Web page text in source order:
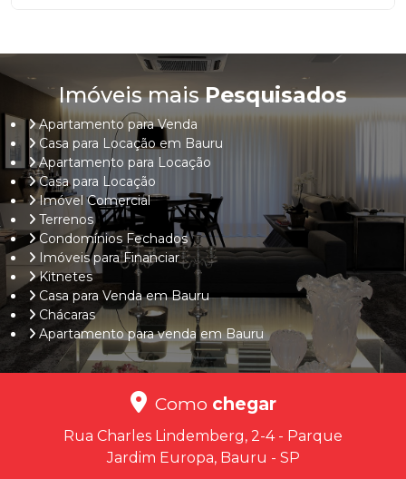
Imóveis maisPesquisados
Apartamento para Venda
Casa para Locação em Bauru
Apartamento para Locação
Casa para Locação
Imóvel Comercial
Terrenos
Condomínios Fechados
Imóveis para Financiar
Kitnetes
Casa para Venda em Bauru
Chácaras
Apartamento para venda em Bauru
Como chegar
Rua Charles Lindemberg, 2-4 - Parque
Jardim Europa, Bauru - SP